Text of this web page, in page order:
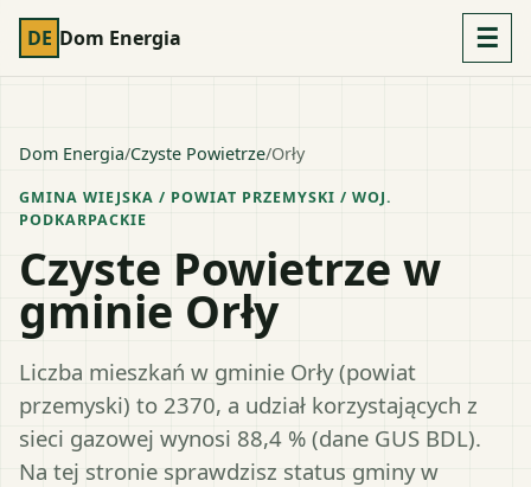
DE Dom Energia ☰
Dom Energia/Czyste Powietrze/Orły
GMINA WIEJSKA / POWIAT PRZEMYSKI / WOJ.
PODKARPACKIE
Czyste Powietrze w
gminie Orły
Liczba mieszkań w gminie Orły (powiat
przemyski) to 2370, a udział korzystających z
sieci gazowej wynosi 88,4 % (dane GUS BDL).
Na tej stronie sprawdzisz status gminy w